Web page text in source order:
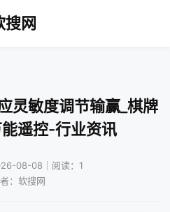
搜网
灵敏度调节输赢_棋牌
遥控-行业资讯
08-08｜阅读：1
：软搜网